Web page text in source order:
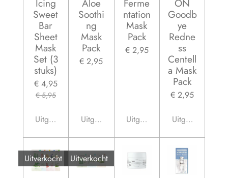
Icing
Sweet
Bar
Sheet
Mask
Set (3
stuks)
€ 4,95
€ 5,95
Uitgeschakeld
Aloe
Soothi
ng
Mask
Pack
€ 2,95
Uitgeschakeld
Ferme
ntation
Mask
Pack
€ 2,95
Uitgeschakeld
ON
Goodb
ye
Redne
ss
Centell
a Mask
Pack
€ 2,95
Uitgeschakeld
Uitverkocht Uitverkocht